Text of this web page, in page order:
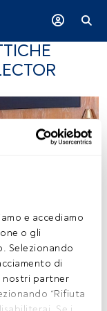
e accediamo
o gli
Selezionando
di
nostri partner
“Rifiuta
costruiti